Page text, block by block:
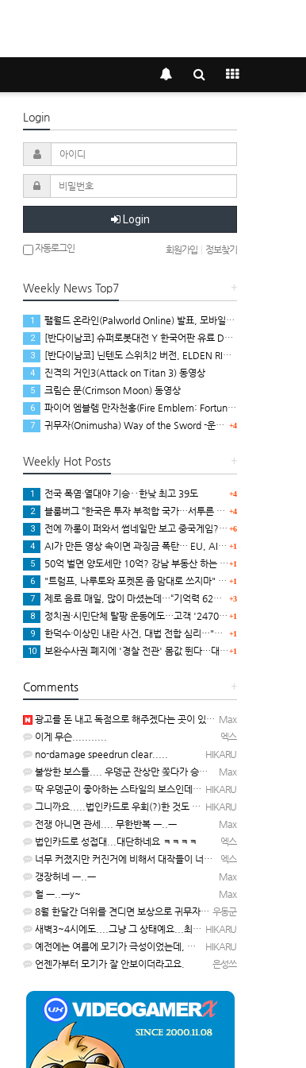
Login
Login
자동로그인 회원가입 정보찾기
+
Weekly News Top7
1 팰월드 온라인(Palworld Online) 발표, 모바일용 오픈 월드 멀티플레이 생존 크래프트
2 [반다이남코] 슈퍼로봇대전 Y 한국어판 유료 DLC 애니버서리 확장팩, 8월 5일 판매 시작
3 [반다이남코] 닌텐도 스위치2 버전, ELDEN RING 빛바랜 자 에디션 패키지 예약 판매, 8월 5일 시작
4 진격의 거인3(Attack on Titan 3) 동영상
5 크림슨 문(Crimson Moon) 동영상
6 파이어 엠블렘 만자천홍(Fire Emblem: Fortune’s Weave) 스크린샷과 동영상(한국어 자막)
+4
7 귀무자(Onimusha) Way of the Sword -운명을 끊는 자 트레일러
+
Weekly Hot Posts
+4
1 전국 폭염·열대야 기승‥한낮 최고 39도
+4
2 블룸버그 “한국은 투자 부적합 국가…서투른 정책이 투자자에게 트라우마”
+6
3 전에 까롱이 퍼와서 썸네일만 보고 중국게임?으로 오해했던
+1
4 AI가 만든 영상 속이면 과징금 폭탄… EU, AI법 투명성 의무 본격 가동
+1
5 50억 벌면 양도세만 10억? 강남 부동산 하는 말이..
+1
6 "트럼프, 나루토와 포켓몬 좀 맘대로 쓰지마" 日 정부, 여러번 '공식 우려' 표명
+3
7 제로 음료 매일, 많이 마셨는데…“기억력 62% 더 빨리 떨어진다
+1
8 정치권·시민단체 탈팡 운동에도…고객 '2470만명' 원상 회복, "고물가에 돌팡"
+1
9 한덕수·이상민 내란 사건, 대법 전합 심리…"역사적 사법평가"(종합)
+1
10 보완수사권 폐지에 '경찰 전관' 몸값 뛴다…대형 로펌 영입전쟁
+
Comments
Max
광고를 돈 내고 독점으로 해주겠다는 곳이 있을정도인거 보면 어마어마한 게임은 맞는듯 ㅡ..ㅡ... 여태까지 …
엑스
이게 무슨...........
HIKARU
no-damage speedrun clear.....
Max
불쌍한 보스들.... 우뎅군 잔상만 쫒다가 승천하게 될듯 ㅡ..ㅡy~
HIKARU
딱 우뎅군이 좋아하는 스타일의 보스인데요..ㅋ ㅋ)
HIKARU
그니까요.....법인카드로 우회(?)한 것도 아니고, 대놓고...ㅋ ㅋ)
Max
전쟁 아니면 관세.... 무한반복 ㅡ..ㅡ
엑스
법인카드로 성접대...대단하네요 ㅋㅋㅋㅋ
엑스
너무 커졌지만 커진거에 비해서 대작들이 너무 줄었죠.........
Max
갱장허네 ㅡ..ㅡ
Max
헐 ㅡ..ㅡy~
우동군
8월 한달간 더위를 견디면 보상으로 귀무자가 나와요!
HIKARU
새벽3~4시에도....그냥 그 상태예요...최근 1주일은....
HIKARU
예전에는 여름에 모기가 극성이었는데, 여름에는 안나오는 것 같은.....ㅎ ㅎ)
은성쓰
언젠가부터 모기가 잘 안보이더라고요.